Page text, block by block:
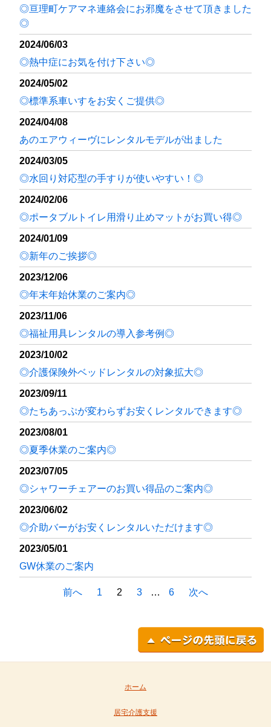
◎亘理町ケアマネ連絡会にお邪魔をさせて頂きました
◎
2024/06/03
◎熱中症にお気を付け下さい◎
2024/05/02
◎標準系車いすをお安くご提供◎
2024/04/08
あのエアウィーヴにレンタルモデルが出ました
2024/03/05
◎水回り対応型の手すりが使いやすい！◎
2024/02/06
◎ポータブルトイレ用滑り止めマットがお買い得◎
2024/01/09
◎新年のご挨拶◎
2023/12/06
◎年末年始休業のご案内◎
2023/11/06
◎福祉用具レンタルの導入参考例◎
2023/10/02
◎介護保険外ベッドレンタルの対象拡大◎
2023/09/11
◎たちあっぷが変わらずお安くレンタルできます◎
2023/08/01
◎夏季休業のご案内◎
2023/07/05
◎シャワーチェアーのお買い得品のご案内◎
2023/06/02
◎介助バーがお安くレンタルいただけます◎
2023/05/01
GW休業のご案内
投稿ナビゲーション
前へ 1 2 3 … 6 次へ
ホーム
居宅介護支援